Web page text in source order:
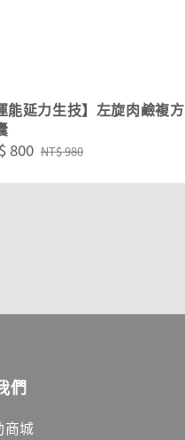
能延力生技】左旋肉鹼複方
800 Regular
NT$ 980
們
商城